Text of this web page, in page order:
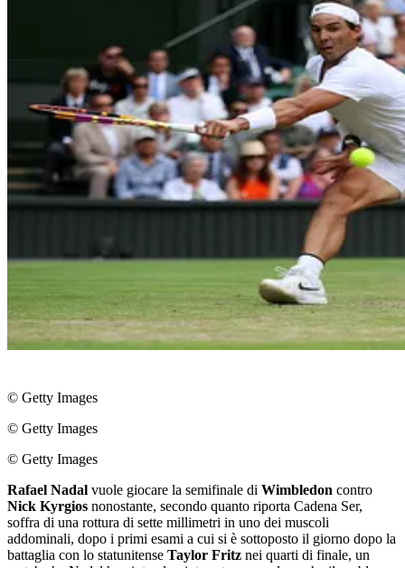
© Getty Images
© Getty Images
© Getty Images
Rafael Nadal vuole giocare la semifinale di Wimbledon contro
Nick Kyrgios nonostante, secondo quanto riporta Cadena Ser,
soffra di una rottura di sette millimetri in uno dei muscoli
addominali, dopo i primi esami a cui si è sottoposto il giorno dopo la
battaglia con lo statunitense Taylor Fritz nei quarti di finale, un